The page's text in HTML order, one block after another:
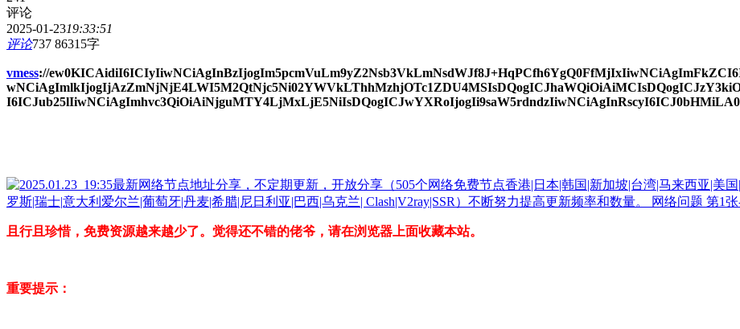
评论
2025-01-2319:33:51
评论737 86315字
vmess://
且行且珍惜，免费资源越来越少了。觉得还不错的佬爷，请在浏览器上面收藏本站。
重要提示：